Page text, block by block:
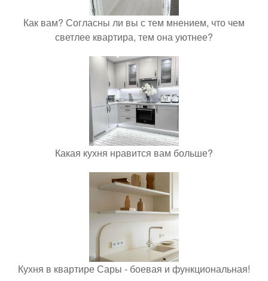
Как вам? Согласны ли вы с тем мнением, что чем
светлее квартира, тем она уютнее?
Какая кухня нравится вам больше?
Кухня в квартире Сары - боевая и функциональная!